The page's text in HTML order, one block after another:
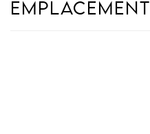
Emplacement